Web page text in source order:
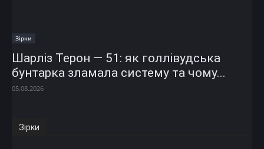
Зірки
Шарліз Терон — 51: як голлівудська
бунтарка зламала систему та чому...
05.08.2026
Зірки